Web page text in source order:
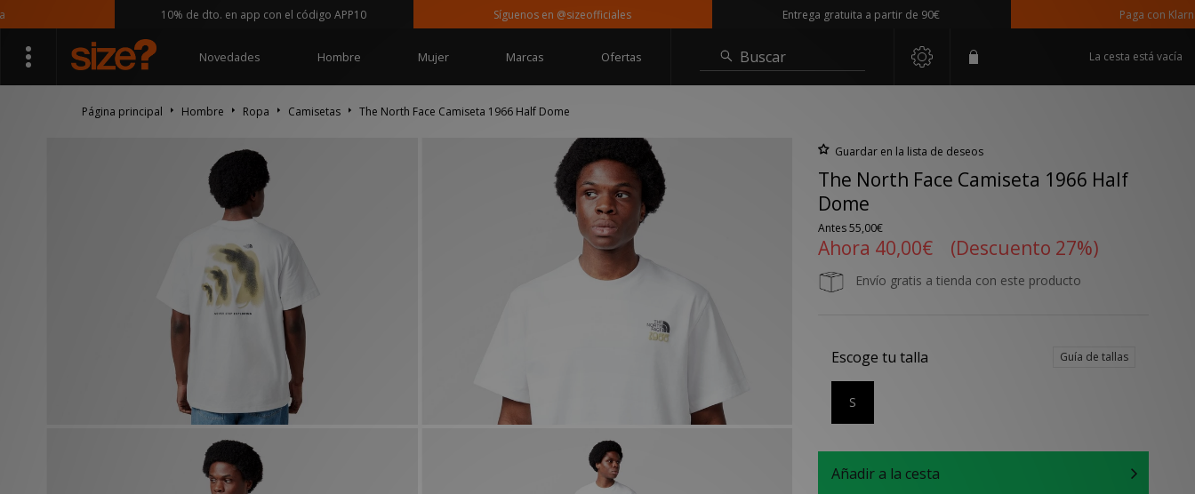
10% de dto. en app con el código APP10 Síguenos en @sizeofficiales Entrega gratuita a partir de 90€ Paga con Klarna
Novedades Hombre Mujer Marcas Ofertas Buscar La cesta está vacía
Página principal Hombre Ropa Camisetas The North Face Camiseta 1966 Half Dome
Guardar en la lista de deseos
The North Face Camiseta 1966 Half
Dome
Antes55,00€
Ahora 40,00€ (Descuento 27%)
Envío gratis a tienda con este producto
Escoge tu talla Guía de tallas
S
Añadir a la cesta